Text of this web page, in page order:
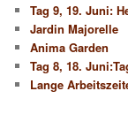
n
Tag 9, 19. Juni:
Jardin Majorelle
Anima Garden
Tag 8, 18.
Lange